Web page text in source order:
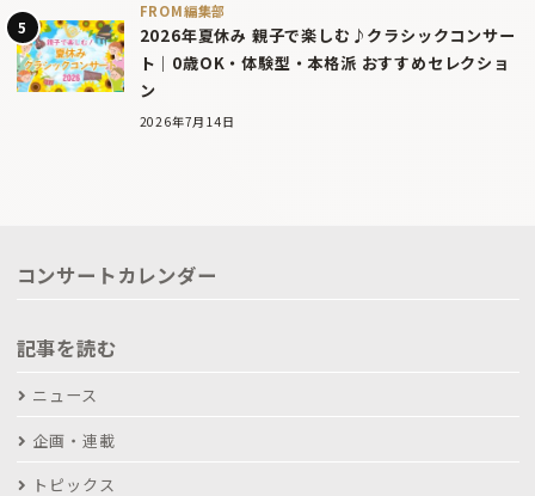
FROM編集部
2026年夏休み 親子で楽しむ♪クラシックコンサー
ト｜0歳OK・体験型・本格派 おすすめセレクショ
ン
2026年7月14日
コンサートカレンダー
記事を読む
ニュース
企画・連載
トピックス